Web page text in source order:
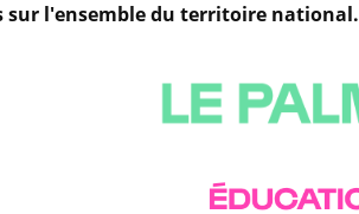
sur l'ensemble du territoire national.